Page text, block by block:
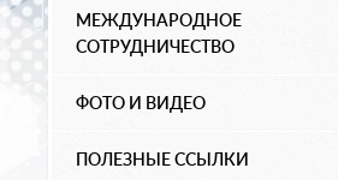
МЕЖДУНАРОДНОЕ
СОТРУДНИЧЕСТВО
ФОТО И ВИДЕО
ПОЛЕЗНЫЕ ССЫЛКИ